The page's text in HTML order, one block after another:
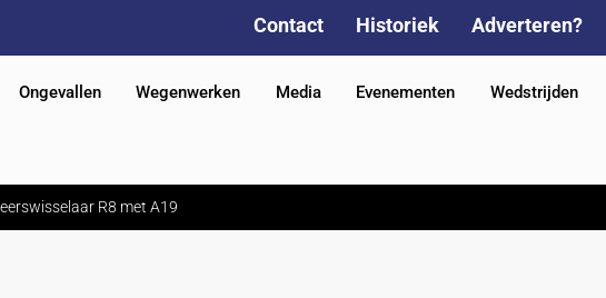
Contact Historiek Adverteren?
Ongevallen Wegenwerken Media Evenementen Wedstrijden
R8 met A19